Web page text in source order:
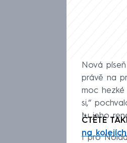
Nová
právě na
moc hezké
si,“
tu jeho
ČTĚTE
na
I pro